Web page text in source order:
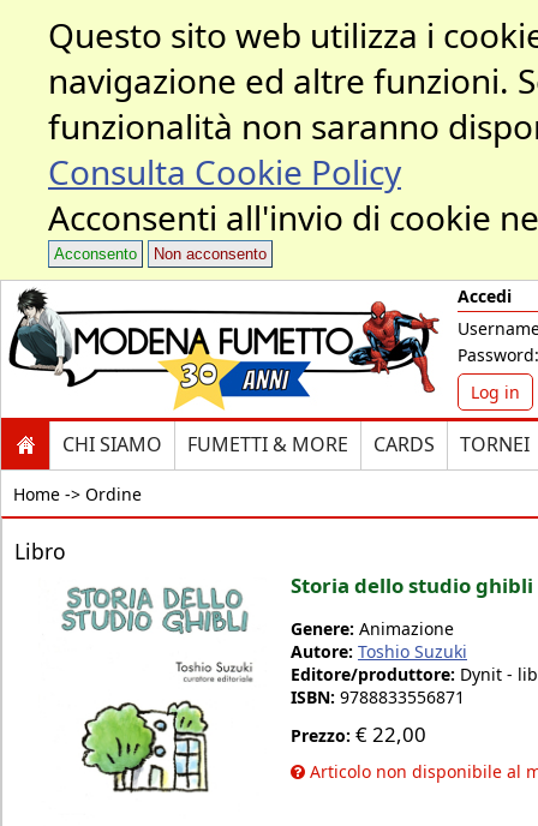
Questo sito web utilizza i
navigazione ed altre funzioni.
funzionalità non saranno
Consulta Cookie Policy
Acconsenti all'invio di cookie
Acconsento Non acconsento
Accedi
Password:
Log in
CHI SIAMO FUMETTI & MORE CARDS TORNEI
Home -> Ordine
Libro
Storia dello studio ghibli
Genere: Animazione
Autore: Toshio Suzuki
Editore/produttore: Dynit -
ISBN: 9788833556871
Prezzo: €22,00
Articolo non disponibile al